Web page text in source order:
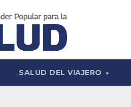
SALUD DEL VIAJERO